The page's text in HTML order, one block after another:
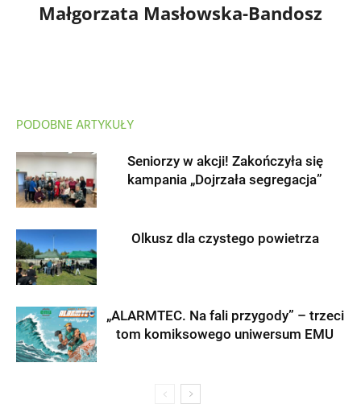
Małgorzata Masłowska-Bandosz
PODOBNE ARTYKUŁY
Seniorzy w akcji! Zakończyła się
kampania „Dojrzała segregacja”
Olkusz dla czystego powietrza
„ALARMTEC. Na fali przygody” – trzeci
tom komiksowego uniwersum EMU